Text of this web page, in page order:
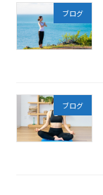
ブログ
ブログ